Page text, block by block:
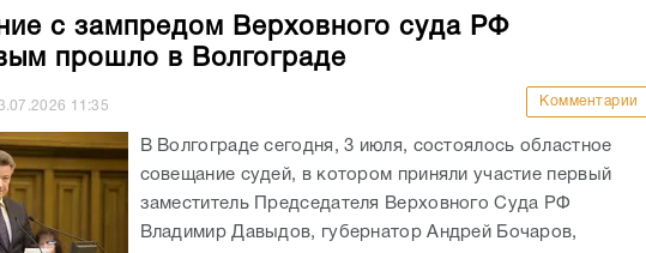
с зампредом Верховного суда РФ
прошло в Волгограде
11:35 Комментарии
В Волгограде сегодня, 3 июля, состоялось областное
совещание судей, в котором приняли участие первый
заместитель Председателя Верховного Суда РФ
Владимир Давыдов, губернатор Андрей Бочаров,